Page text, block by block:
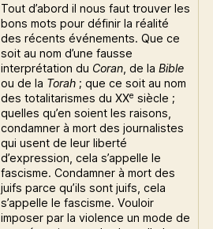
Tout d’abord il nous faut trouver les
bons mots pour définir la réalité
des récents événements. Que ce
soit au nom d’une fausse
interprétation du Coran , de laBible
ou de la Torah ; que ce soit au nom
des totalitarismes du XXe siècle ;
quelles qu’en soient les raisons,
condamner à mort des journalistes
qui usent de leur liberté
d’expression, cela s’appelle le
fascisme. Condamner à mort des
juifs parce qu’ils sont juifs, cela
s’appelle le fascisme. Vouloir
imposer par la violence un mode de